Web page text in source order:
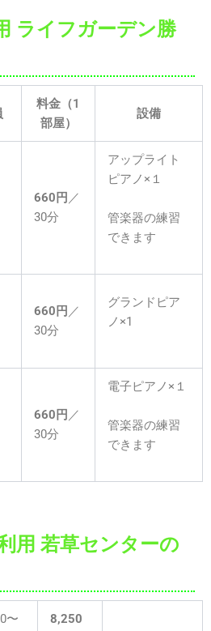
ライフガーデン勝
料金（1
部屋）
設備
660円 ／
30分
アップライト
ピアノ×１
管楽器の練習
できます
660円 ／
30分
グランドピア
ノ×1
660円 ／
30分
電子ピアノ×１
管楽器の練習
できます
用 若草センターの
〜
8,250